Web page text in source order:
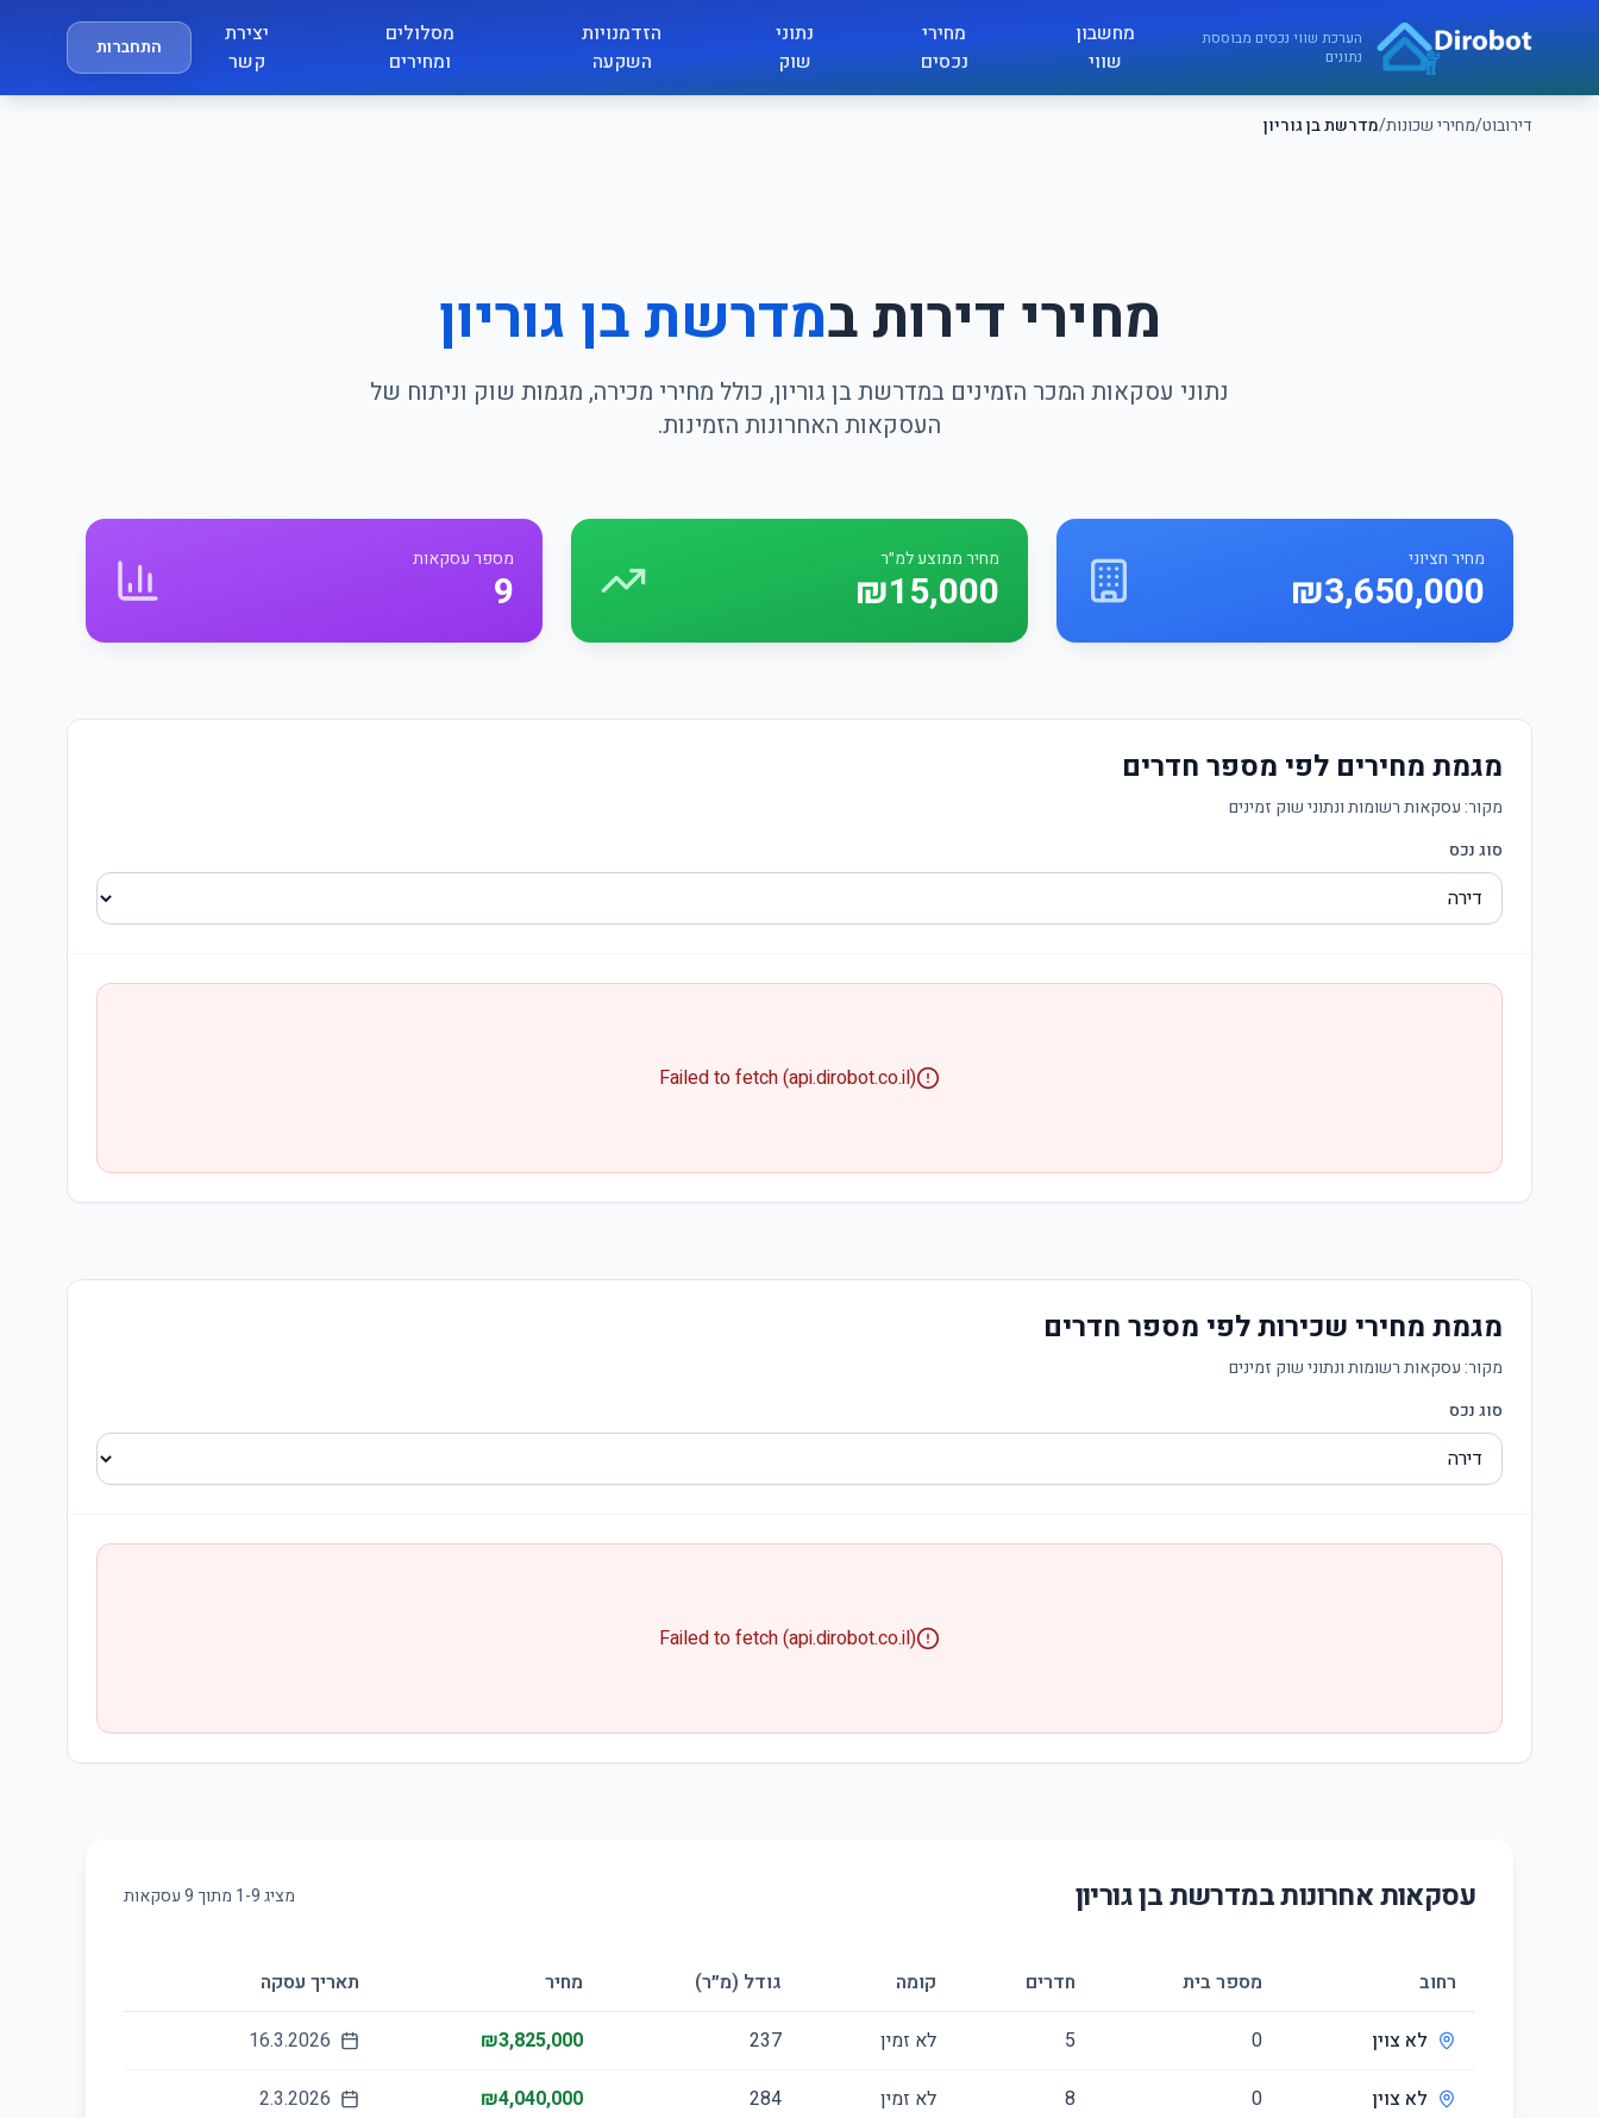
דירובוט/מחירי שכונות/מדרשת בן גוריון
דירובוט
הערכת שווי נכסים מבוססת
נתונים
מחשבון
שווי
מחירי
נכסים
נתוני
שוק
הזדמנויות
השקעה
מסלולים
ומחירים
יצירת
קשר
התחברות
מחירי דירות במדרשת בן גוריון
נתוני עסקאות המכר הזמינים במדרשת בן גוריון, כולל מחירי מכירה, מגמות שוק וניתוח של
העסקאות האחרונות הזמינות.
מחיר חציוני
₪3,650,000
מחיר ממוצע למ״ר
₪15,000
מספר עסקאות
9
מגמת מחירים לפי מספר חדרים
מקור: עסקאות רשומות ונתוני שוק זמינים
סוג נכס
Failed to fetch (api.dirobot.co.il)
מגמת מחירי שכירות לפי מספר חדרים
מקור: עסקאות רשומות ונתוני שוק זמינים
סוג נכס
Failed to fetch (api.dirobot.co.il)
עסקאות אחרונות במדרשת בן גוריון מציג 1-9 מתוך9עסקאות
רחוב מספר בית חדרים קומה גודל (מ״ר) מחיר תאריך עסקה
לא צוין 0
5 לא זמין 237
₪3,825,000
16.3.2026
לא צוין 0
8 לא זמין 284
₪4,040,000
2.3.2026